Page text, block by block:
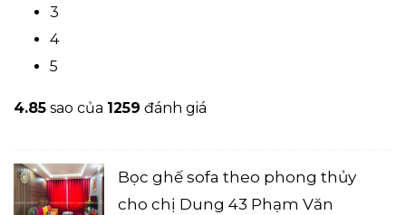
3
4
5
4.85 sao của 1259 đánh giá
Bọc ghế sofa theo phong thủy
cho chị Dung 43 Phạm Văn